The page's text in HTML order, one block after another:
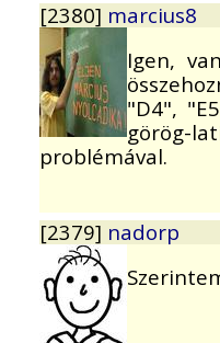
[2380] marcius8
Igen,
"D4",
görög-
problémával.
[2379] nadorp